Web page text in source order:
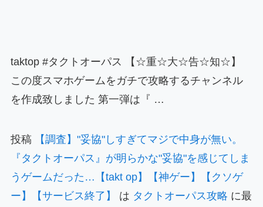
taktop #タクトオーパス 【☆重☆大☆告☆知☆】
この度スマホゲームをガチで攻略するチャンネル
を作成致しました 第一弾は『 …
投稿
【調査】"妥協"しすぎてマジで中身が無い。
『タクトオーパス』が明らかな"妥協"を感じてしま
うゲームだった…【takt op】【神ゲー】【クソゲ
ー】【サービス終了】
は タクトオーパス攻略 に最